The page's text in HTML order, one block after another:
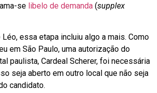
se libelo de demanda (supplex
essa etapa incluiu algo a mais. Como
em São Paulo, uma autorização do
paulista, Cardeal Scherer, foi necessária
seja aberto em outro local que não seja
candidato.